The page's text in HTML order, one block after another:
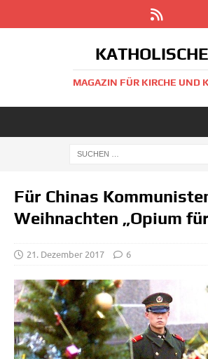
MAGAZIN FÜR KIRCHE UND
Für Chinas
Weihnachten „Opium
21. Dezember 2017 6